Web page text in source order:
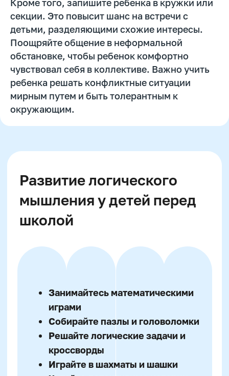
Кроме того, запишите ребенка в кружки или
секции. Это повысит шанс на встречи с
детьми, разделяющими схожие интересы.
Поощряйте общение в неформальной
обстановке, чтобы ребенок комфортно
чувствовал себя в коллективе. Важно учить
ребенка решать конфликтные ситуации
мирным путем и быть толерантным к
окружающим.
Имя
Email
Телефон
+7
Даю согласие на рассылку рекламно-
информационных материалов
Отправить
Есть вопросы?
Мы поможем вам!